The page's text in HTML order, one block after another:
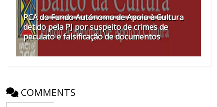
PCA do Fundo Autónomo de Apoio à Cultura
detido pela PJ por suspeito de crimes de
peculato e falsificação de documentos
COMMENTS